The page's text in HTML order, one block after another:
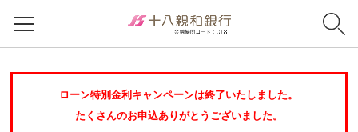
ローン特別金利キャンペーンは終了いたしました。
たくさんのお申込ありがとうございました。